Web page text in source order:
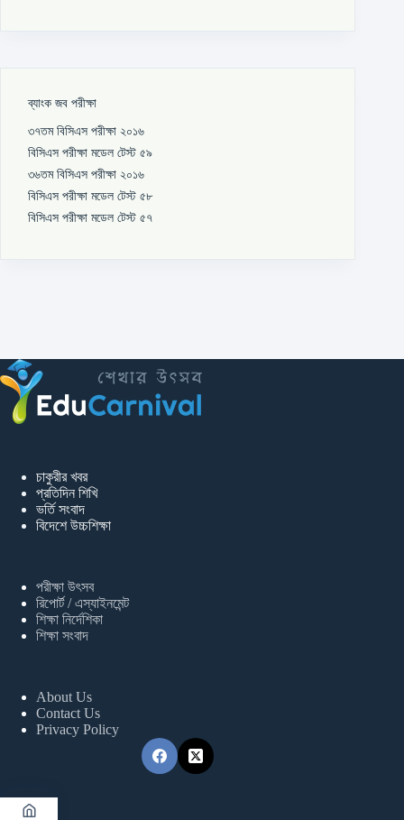
ব্যাংক জব পরীক্ষা
৩৭তম বিসিএস পরীক্ষা ২০১৬
বিসিএস পরীক্ষা মডেল টেস্ট ৫৯
৩৬তম বিসিএস পরীক্ষা ২০১৬
বিসিএস পরীক্ষা মডেল টেস্ট ৫৮
বিসিএস পরীক্ষা মডেল টেস্ট ৫৭
চাকুরীর খবর
প্রতিদিন শিখি
ভর্তি সংবাদ
বিদেশে উচ্চশিক্ষা
পরীক্ষা উৎসব
রিপোর্ট / এস্যাইনমেন্ট
শিক্ষা নির্দেশিকা
শিক্ষা সংবাদ
About Us
Contact Us
Privacy Policy